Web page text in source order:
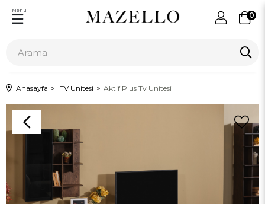
0
Menu
Anasayfa TV Ünitesi Aktif Plus Tv Ünitesi